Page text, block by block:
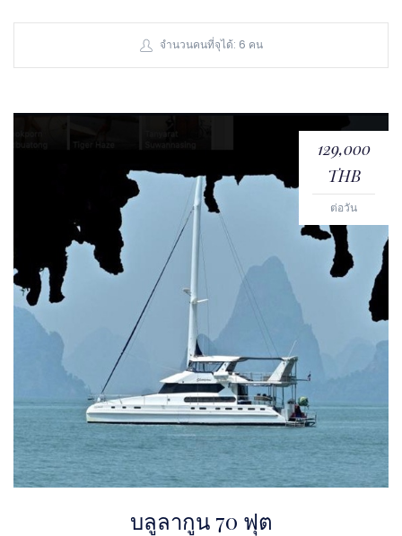
จำนวนคนที่จุได้: 6 คน
129,000
THB
ต่อวัน
บลูลากูน 70 ฟุต